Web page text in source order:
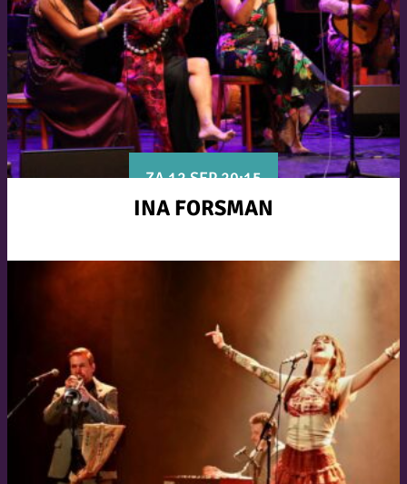
ZA 12 SEP 20:15
INA FORSMAN